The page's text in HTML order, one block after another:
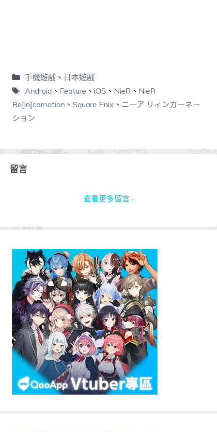
手機遊戲、 日本遊戲
Android 、 Feature 、 iOS 、 NieR 、 NieR
Re[in]carnation 、 Square Enix 、 ニーア リィンカーネー
ション
留言
查看更多留言 ›